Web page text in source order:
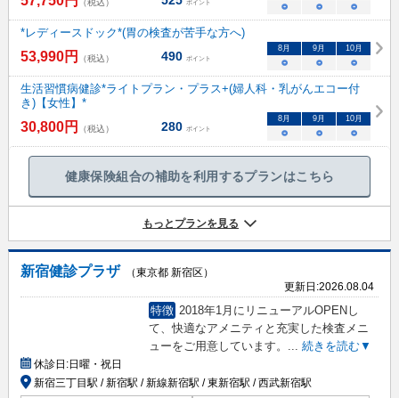
（税込） ポイント ○ ○ ○
*レディースドック*(胃の検査が苦手な方へ)
53,990円 （税込） 490 ポイント
8月 9月 10月
○ ○ ○
生活習慣病健診*ライトプラン・プラス+(婦人科・乳がんエコー付
き)【女性】*
30,800円 （税込） 280 ポイント
8月 9月 10月
○ ○ ○
健康保険組合の補助を利用するプランはこちら
もっとプランを見る
新宿健診プラザ
（東京都 新宿区）
更新日:2026.08.04
特徴 2018年1月にリニューアルOPENし
て、快適なアメニティと充実した検査メニ
ューをご用意しています。 ... 続きを読む▼
休診日:日曜・祝日
新宿三丁目駅 / 新宿駅 / 新線新宿駅 / 東新宿駅 / 西武新宿駅